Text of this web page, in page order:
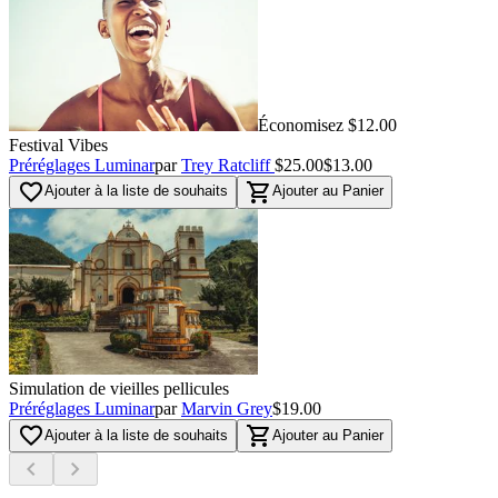
Économisez $12.00
Festival Vibes
Préréglages Luminarpar Trey Ratcliff$25.00$13.00
favorite_borderAjouter à la liste de souhaits shopping_cart Ajouter au Panier
Simulation de vieilles pellicules
Préréglages Luminarpar Marvin Grey$19.00
favorite_borderAjouter à la liste de souhaits shopping_cart Ajouter au Panier
chevron_left chevron_right